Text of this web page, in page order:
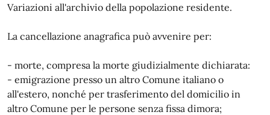
Variazioni all'archivio della popolazione residente.
La cancellazione anagrafica può avvenire per:
- morte, compresa la morte giudizialmente dichiarata:
- emigrazione presso un altro Comune italiano o
all'estero, nonché per trasferimento del domicilio in
altro Comune per le persone senza fissa dimora;